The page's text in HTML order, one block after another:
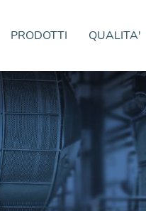
PRODOTTI QUALITA'